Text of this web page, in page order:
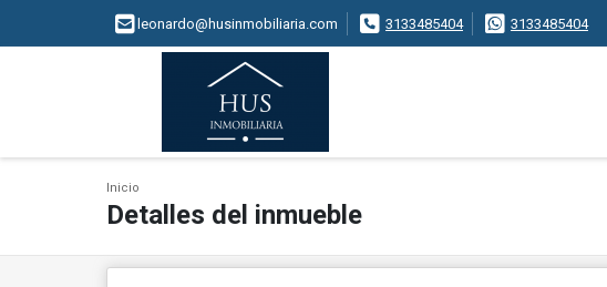
leonardo@husinmobiliaria.com 3133485404 3133485404
Inicio
Detalles del inmueble